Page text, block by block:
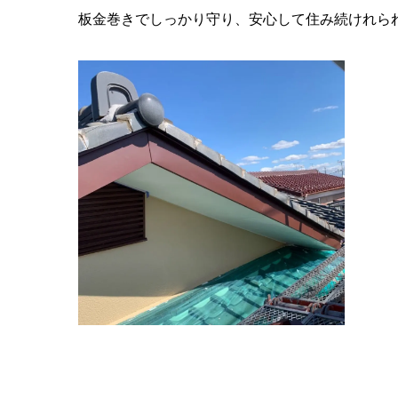
板金巻きでしっかり守り、安心して住み続けれら